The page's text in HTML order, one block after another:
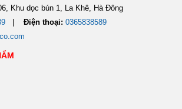
Khu dọc bún 1, La Khê, Hà Đông
Điện thoại: 0365838589